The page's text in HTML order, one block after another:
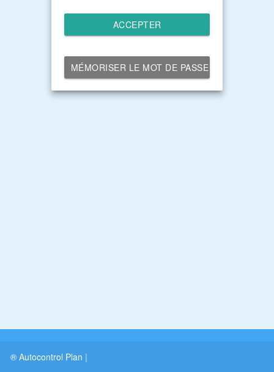
ACCEPTER
MÉMORISER LE MOT DE PASSE
® Autocontrol Plan |